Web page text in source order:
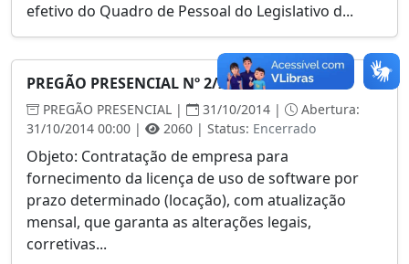
efetivo do Quadro de Pessoal do Legislativo d...
PREGÃO PRESENCIAL Nº 2/2014
PREGÃO PRESENCIAL | 31/10/2014 |
Abertura:
31/10/2014 00:00 |
2060 | Status: Encerrado
Objeto: Contratação de empresa para
fornecimento da licença de uso de software por
prazo determinado (locação), com atualização
mensal, que garanta as alterações legais,
corretivas...